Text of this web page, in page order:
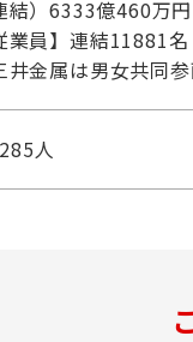
結）6333億460万円
業員】連結11881
金属は男女共同参
人